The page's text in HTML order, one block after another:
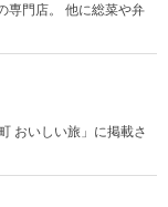
専門店。 他に総菜や弁
おいしい旅」に掲載さ